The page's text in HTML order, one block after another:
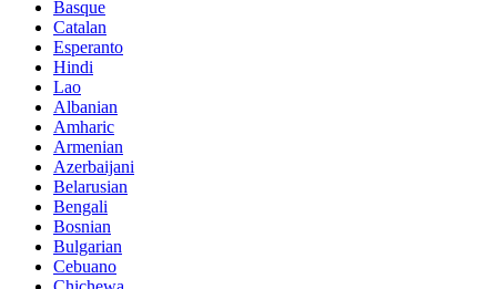
Basque
Catalan
Esperanto
Hindi
Lao
Albanian
Amharic
Armenian
Azerbaijani
Belarusian
Bengali
Bosnian
Bulgarian
Cebuano